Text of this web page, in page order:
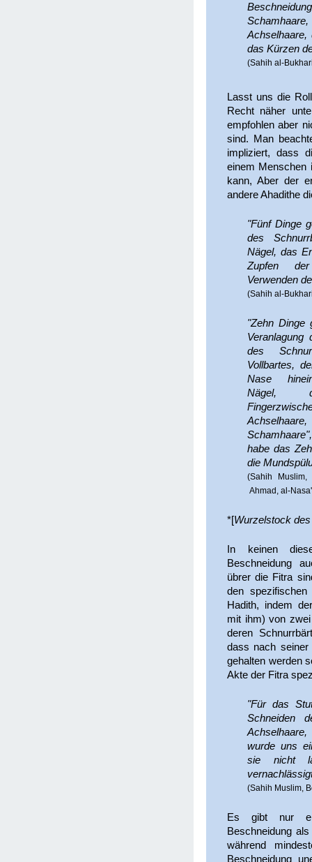
Achselhaare,
das Kürzen
(Sahih al-
Lasst uns die
Recht näher
empfohlen aber
sind. Man
impliziert, dass
einem Menschen
kann, Aber der
andere Ahadithe
"Fünf Dinge
des
Nägel, das
Zupfen
Verwenden
(Sahih al-
"Zehn Dinge
Veranlagung
des
Vollbartes,
Nase
Nägel,
habe das
die
(Sahih Muslim,
Ahmad, al-
*[Wurzelstock
In keinen
Beschneidung
übrer die Fitra
den
Hadith, indem
mit ihm) von
deren
dass nach seiner
gehalten werden
Akte der Fitra
"Für das
Schneiden
wurde uns
sie nicht
(Sahih Muslim,
Es gibt nur
Beschneidung
während
Beschneidung